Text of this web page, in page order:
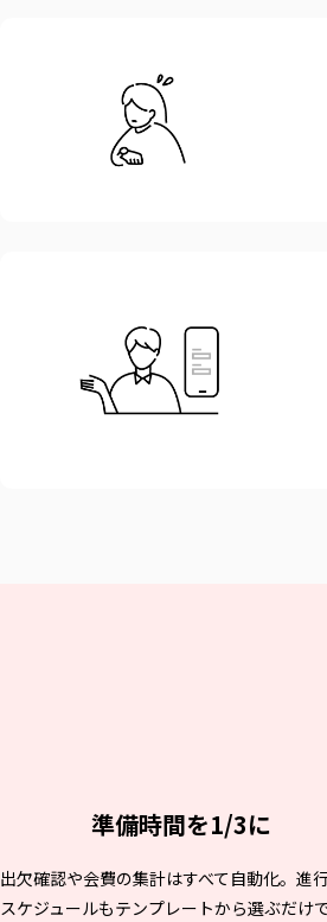
準備時間を1/3に
出欠確認や会費の集計はすべて自動化。進
スケジュールもテンプレートから選ぶだけ